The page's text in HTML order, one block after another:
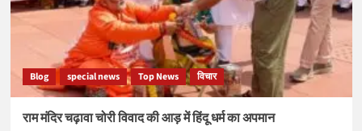
Blog special news Top News विचार
राम मंदिर चढ़ावा चोरी विवाद की आड़ में हिंदू धर्म का अपमान